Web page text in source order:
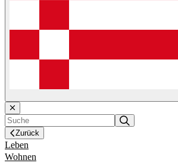
Zurück
Leben
Wohnen